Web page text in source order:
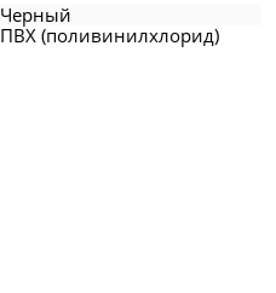
Черный
ПВХ (поливинилхлорид)